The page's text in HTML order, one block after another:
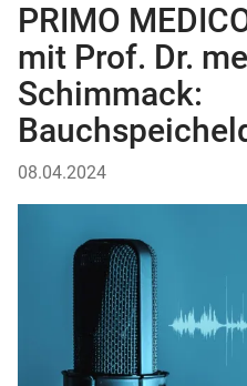
PRIMO
mit Prof. Dr.
Schimmack:
08.04.2024